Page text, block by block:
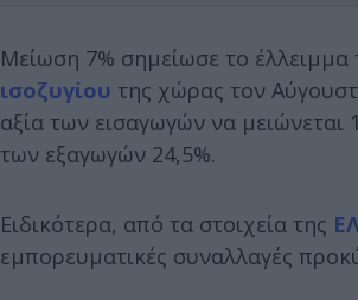
Μείωση 7% σημείωσε το έλλειμμα
ισοζυγίου της χώρας τον
αξία των εισαγωγών να μειώνεται
των εξαγωγών 24,5%.
Ειδικότερα, από τα στοιχεία της
εμπορευματικές συναλλαγές